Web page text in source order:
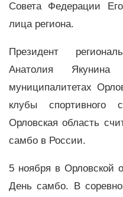
Совета Федерации
лица региона.
Президент
Анатолия
муниципалитетах
клубы спортивного
Орловская область
самбо в России.
5 ноября в Орловской
День самбо. В